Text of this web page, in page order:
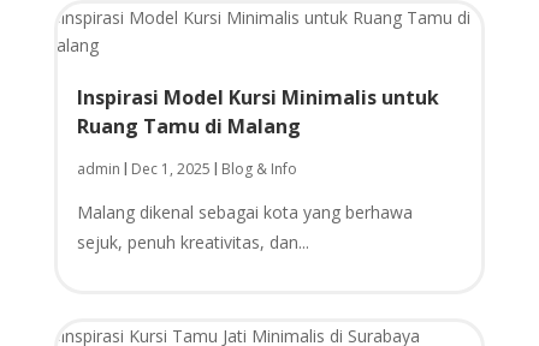
Inspirasi Model Kursi Minimalis untuk
Ruang Tamu di Malang
admin Dec 1, 2025 Blog & Info
Malang dikenal sebagai kota yang berhawa
sejuk, penuh kreativitas, dan...